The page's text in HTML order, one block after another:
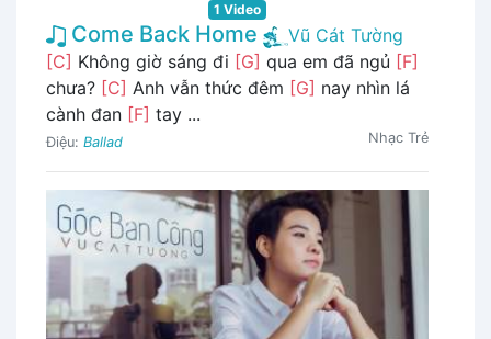
1 Video
Come Back Home
Vũ Cát Tường
[C] Không giờ sáng đi [G] qua em đã ngủ [F]
chưa? [C] Anh vẫn thức đêm [G] nay nhìn lá
cành đan [F] tay ...
Điệu: Ballad Nhạc Trẻ